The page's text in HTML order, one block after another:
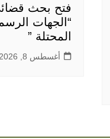
فتح بحث
“الجهات
المحتلة ”
أغسطس 8, 2026